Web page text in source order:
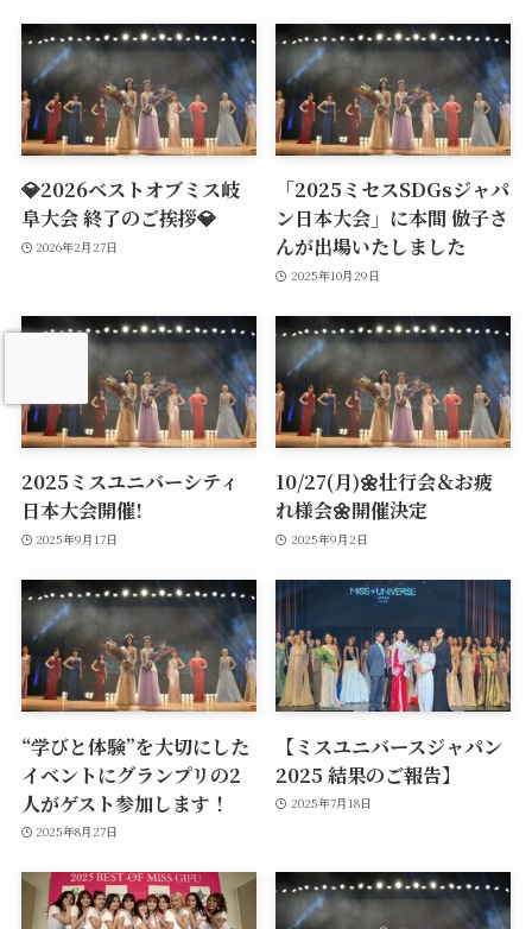
💎2026ベストオブミス岐
阜大会 終了のご挨拶💎
2026年2月27日
「2025ミセスSDGsジャパ
ン日本大会」に本間 倣子さ
んが出場いたしました
2025年10月29日
2025ミスユニバーシティ
日本大会開催!
2025年9月17日
10/27(月)🌼壮行会＆お疲
れ様会🌼開催決定
2025年9月2日
“学びと体験”を大切にした
イベントにグランプリの2
人がゲスト参加します！
2025年8月27日
【ミスユニバースジャパン
2025 結果のご報告】
2025年7月18日